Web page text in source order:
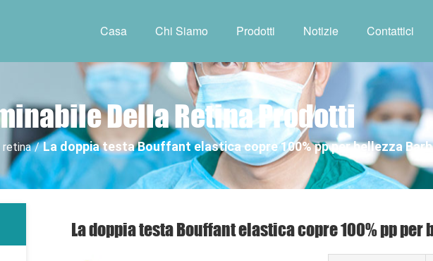
Casa Chi Siamo Prodotti Notizie Contattici
Della Retina Prodotti
retina / La doppia testa Bouffant elastica copre 100% pp per bellezza
La doppia testa Bouffant elastica copre 100% pp per